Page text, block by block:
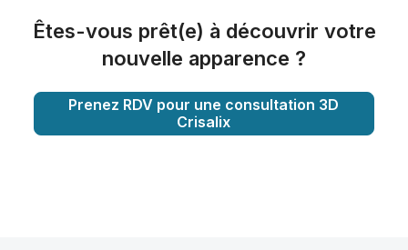
Êtes-vous prêt(e) à découvrir votre
nouvelle apparence ?
Prenez RDV pour une consultation 3D
Crisalix